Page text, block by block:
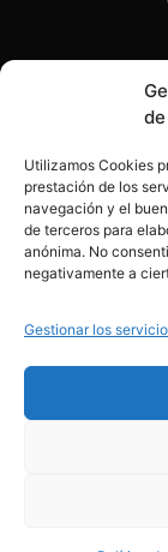
Utilizamos Cookies
prestación de los
navegación y el
de terceros para
anónima. No
negativamente a
Gestionar los
Otras
© 2020,
Política de